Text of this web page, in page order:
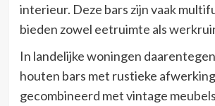
interieur. Deze bars zijn vaak
bieden zowel eetruimte als
In landelijke woningen
houten bars met rustieke
gecombineerd met vintage